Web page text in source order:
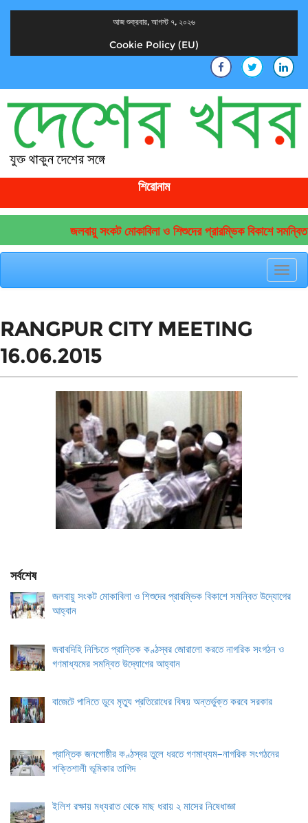
আজ শুক্রবার, আগস্ট ৭, ২০২৬
Cookie Policy (EU)
শিরোনাম
জলবায়ু সংকট মোকাবিলা ও শিশুদের প্রারম্ভিক বিকাশে
RANGPUR CITY MEETING
16.06.2015
সর্বশেষ
জলবায়ু সংকট মোকাবিলা ও শিশুদের প্রারম্ভিক বিকাশে সমন্বিত উদ্যোগের
আহ্বান
জবাবদিহি নিশ্চিতে প্রান্তিক কণ্ঠস্বর জোরালো করতে নাগরিক সংগঠন ও
গণমাধ্যমের সমন্বিত উদ্যোগের আহ্বান
বাজেটে পানিতে ডুবে মৃত্যু প্রতিরোধের বিষয় অন্তর্ভুক্ত করবে সরকার
প্রান্তিক জনগোষ্ঠীর কণ্ঠস্বর তুলে ধরতে গণমাধ্যম–নাগরিক সংগঠনের
শক্তিশালী ভূমিকার তাগিদ
ইলিশ রক্ষায় মধ্যরাত থেকে মাছ ধরায় ২ মাসের নিষেধাজ্ঞা